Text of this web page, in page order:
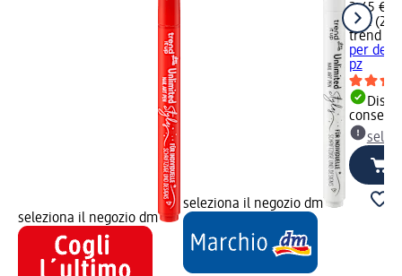
seleziona il negozio dm
seleziona il negozio dm
2,45 €
1 pz
trend !t
per
pz